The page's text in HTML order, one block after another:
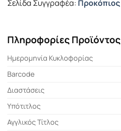
Σελίδα Συγγραφέα: Προκόπιος
Πληροφορίες Προϊόντος
Ημερομηνία Κυκλοφορίας
Barcode
Διαστάσεις
Υπότιτλος
Αγγλικός Τίτλος